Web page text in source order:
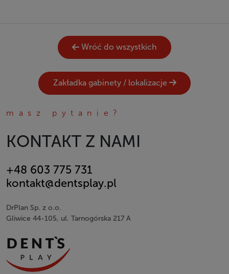
Wróć do wszystkich
Zakładka gabinety / lokalizacje
masz pytanie?
KONTAKT Z NAMI
+48 603 775 731
kontakt@dentsplay.pl
DrPlan Sp. z o.o.
Gliwice 44-105, ul. Tarnogórska 217 A